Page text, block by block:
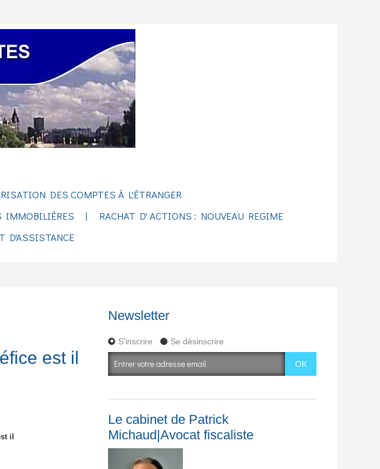
DES COMPTES À L'ÉTRANGER
IMMOBILIÈRES
RACHAT D' ACTIONS : NOUVEAU REGIME
D'ASSISTANCE
est il
il
Newsletter
S'inscrire Se désinscrire
Le cabinet de Patrick
Michaud|Avocat fiscaliste